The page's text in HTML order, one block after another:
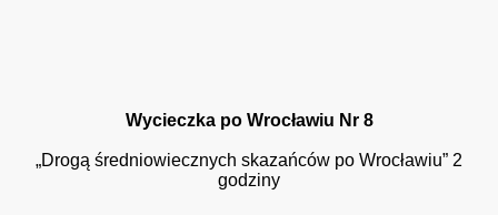
Wycieczka po Wrocławiu Nr 8
„Drogą średniowiecznych skazańców po Wrocławiu” 2
godziny